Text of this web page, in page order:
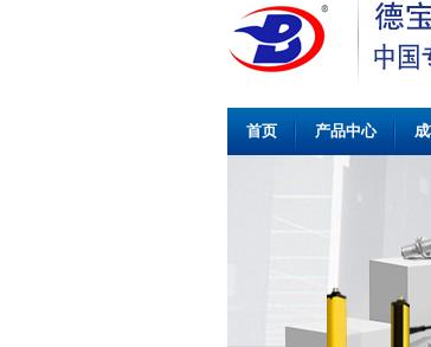
首页 产品中心